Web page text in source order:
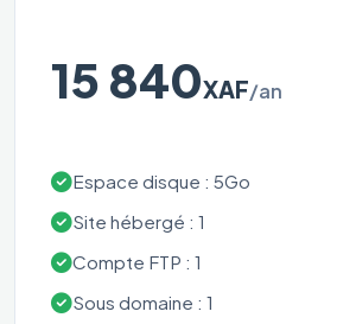
15 840XAF/an
Espace disque : 5Go
Site hébergé : 1
Compte FTP : 1
Sous domaine : 1